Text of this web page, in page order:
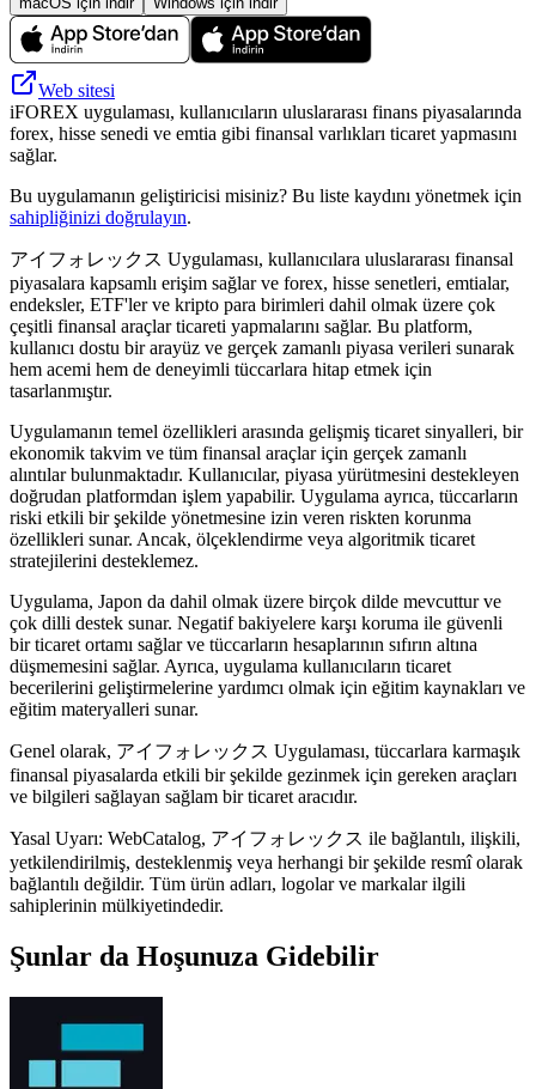
Web sitesi
iFOREX uygulaması, kullanıcıların uluslararası finans piyasalarında
forex, hisse senedi ve emtia gibi finansal varlıkları ticaret yapmasını
sağlar.
Bu uygulamanın geliştiricisi misiniz? Bu liste kaydını yönetmek için
sahipliğinizi doğrulayın.
アイフォレックス Uygulaması, kullanıcılara uluslararası finansal
piyasalara kapsamlı erişim sağlar ve forex, hisse senetleri, emtialar,
endeksler, ETF'ler ve kripto para birimleri dahil olmak üzere çok
çeşitli finansal araçlar ticareti yapmalarını sağlar. Bu platform,
kullanıcı dostu bir arayüz ve gerçek zamanlı piyasa verileri sunarak
hem acemi hem de deneyimli tüccarlara hitap etmek için
tasarlanmıştır.
Uygulamanın temel özellikleri arasında gelişmiş ticaret sinyalleri, bir
ekonomik takvim ve tüm finansal araçlar için gerçek zamanlı
alıntılar bulunmaktadır. Kullanıcılar, piyasa yürütmesini destekleyen
doğrudan platformdan işlem yapabilir. Uygulama ayrıca, tüccarların
riski etkili bir şekilde yönetmesine izin veren riskten korunma
özellikleri sunar. Ancak, ölçeklendirme veya algoritmik ticaret
stratejilerini desteklemez.
Uygulama, Japon da dahil olmak üzere birçok dilde mevcuttur ve
çok dilli destek sunar. Negatif bakiyelere karşı koruma ile güvenli
bir ticaret ortamı sağlar ve tüccarların hesaplarının sıfırın altına
düşmemesini sağlar. Ayrıca, uygulama kullanıcıların ticaret
becerilerini geliştirmelerine yardımcı olmak için eğitim kaynakları ve
eğitim materyalleri sunar.
Genel olarak, アイフォレックス Uygulaması, tüccarlara karmaşık
finansal piyasalarda etkili bir şekilde gezinmek için gereken araçları
ve bilgileri sağlayan sağlam bir ticaret aracıdır.
Yasal Uyarı: WebCatalog, アイフォレックス ile bağlantılı, ilişkili,
yetkilendirilmiş, desteklenmiş veya herhangi bir şekilde resmî olarak
bağlantılı değildir. Tüm ürün adları, logolar ve markalar ilgili
sahiplerinin mülkiyetindedir.
Şunlar da Hoşunuza Gidebilir